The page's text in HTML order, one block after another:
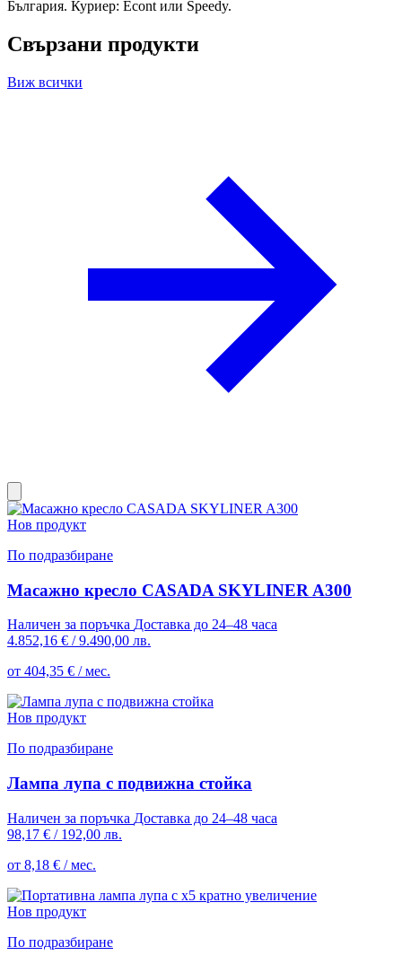
България. Куриер: Econt или Speedy.
Свързани продукти
Виж всички
Нов продукт
По подразбиране
Масажно кресло CASADA SKYLINER A300
Наличен за поръчка Доставка до 24–48 часа
4.852,16 € / 9.490,00 лв.
от 404,35 € / мес.
Нов продукт
По подразбиране
Лампа лупа с подвижна стойка
Наличен за поръчка Доставка до 24–48 часа
98,17 € / 192,00 лв.
от 8,18 € / мес.
Нов продукт
По подразбиране